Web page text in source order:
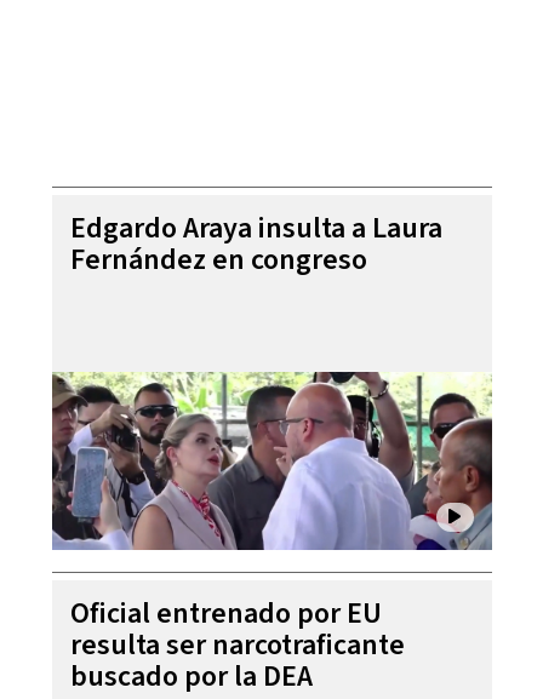
Edgardo Araya insulta a Laura
Fernández en congreso
Oficial entrenado por EU
resulta ser narcotraficante
buscado por la DEA